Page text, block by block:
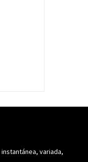
variada,